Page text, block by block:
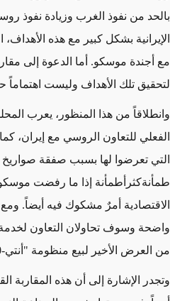
بالحد من نفوذ الغرب وزيادة نفوذ
الإيرانية بشكل كبير مع هذه
مع أجندة موسكو. أما الدعوة إلى
لتحقيق تلك الأهداف وليست
وانطلاقاً من هذا المنظور، يعرب
الفعلي للتعاون الروسي مع إيران،
طمأنةكثرأطمأنة إذا ما رفضت موسكو
الاقتصادية أمرٌ مشكوك فيه أيضاً.
واضحة وسوف تحاولان التعاون لخدمة
من العرض الأخير لبيع منظومة "أنتي-2500".
وتجدر الإشارة إلى أن هذه المقاربة